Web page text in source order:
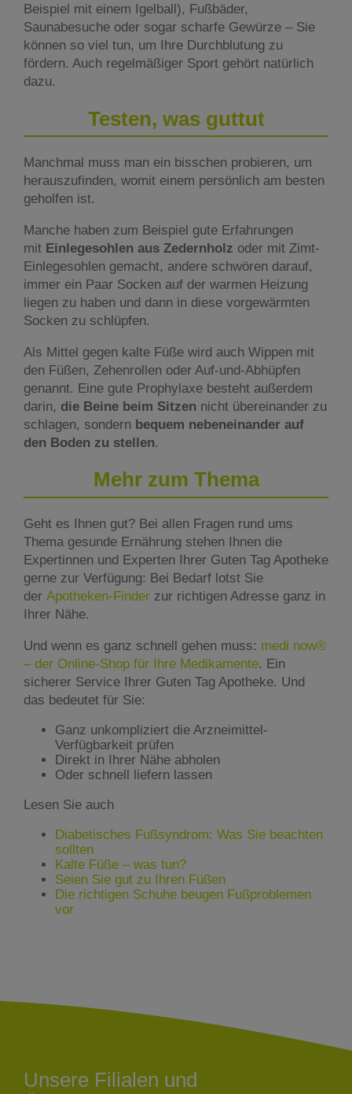
Beispiel mit einem Igelball), Fußbäder,
Saunabesuche oder sogar scharfe Gewürze – Sie
können so viel tun, um Ihre Durchblutung zu
fördern. Auch regelmäßiger Sport gehört natürlich
dazu.
Testen, was guttut
Manchmal muss man ein bisschen probieren, um
herauszufinden, womit einem persönlich am besten
geholfen ist.
Manche haben zum Beispiel gute Erfahrungen
mit Einlegesohlen aus Zedernholz oder mit Zimt-
Einlegesohlen gemacht, andere schwören darauf,
immer ein Paar Socken auf der warmen Heizung
liegen zu haben und dann in diese vorgewärmten
Socken zu schlüpfen.
Als Mittel gegen kalte Füße wird auch Wippen mit
den Füßen, Zehenrollen oder Auf-und-Abhüpfen
genannt. Eine gute Prophylaxe besteht außerdem
darin, die Beine beim Sitzen nicht übereinander zu
schlagen, sondern bequem nebeneinander auf
den Boden zu stellen.
Mehr zum Thema
Geht es Ihnen gut? Bei allen Fragen rund ums
Thema gesunde Ernährung stehen Ihnen die
Expertinnen und Experten Ihrer Guten Tag Apotheke
gerne zur Verfügung: Bei Bedarf lotst Sie
der Apotheken-Finder zur richtigen Adresse ganz in
Ihrer Nähe.
Und wenn es ganz schnell gehen muss: medi now®
– der Online-Shop für Ihre Medikamente. Ein
sicherer Service Ihrer Guten Tag Apotheke. Und
das bedeutet für Sie:
Ganz unkompliziert die Arzneimittel-
Verfügbarkeit prüfen
Direkt in Ihrer Nähe abholen
Oder schnell liefern lassen
Lesen Sie auch
Diabetisches Fußsyndrom: Was Sie beachten
sollten
Kalte Füße – was tun?
Seien Sie gut zu Ihren Füßen
Die richtigen Schuhe beugen Fußproblemen
vor
Unsere Filialen und